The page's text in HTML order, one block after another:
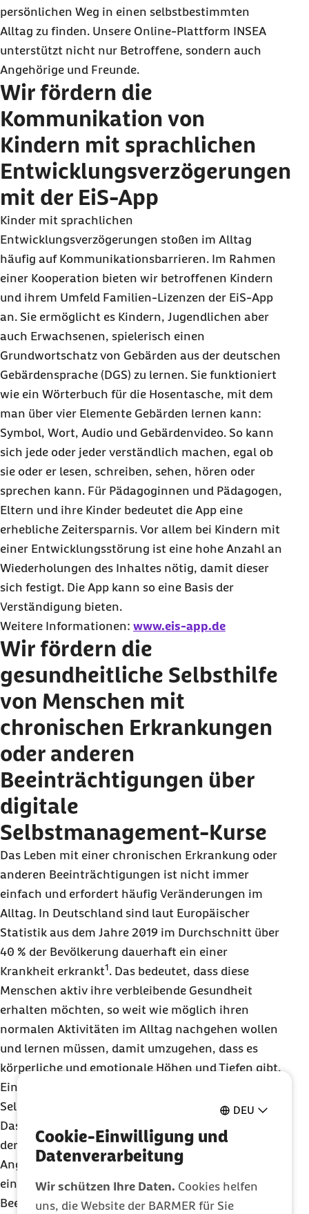
DEU
Cookie-Einwilligung und
Datenverarbeitung
Wir schützen Ihre Daten. Cookies helfen
uns, die Website der BARMER für Sie
persönlichen Weg in einen selbstbestimmten
Alltag zu finden. Unsere Online-Plattform INSEA
unterstützt nicht nur Betroffene, sondern auch
Angehörige und Freunde.
Wir fördern die
Kommunikation von
Kindern mit sprachlichen
Entwicklungsverzögerungen
mit der EiS-App
Kinder mit sprachlichen
Entwicklungsverzögerungen stoßen im Alltag
häufig auf Kommunikationsbarrieren. Im Rahmen
einer Kooperation bieten wir betroffenen Kindern
und ihrem Umfeld Familien-Lizenzen der EiS-App
an. Sie ermöglicht es Kindern, Jugendlichen aber
auch Erwachsenen, spielerisch einen
Grundwortschatz von Gebärden aus der deutschen
Gebärdensprache (DGS) zu lernen. Sie funktioniert
wie ein Wörterbuch für die Hosentasche, mit dem
man über vier Elemente Gebärden lernen kann:
Symbol, Wort, Audio und Gebärdenvideo. So kann
sich jede oder jeder verständlich machen, egal ob
sie oder er lesen, schreiben, sehen, hören oder
sprechen kann. Für Pädagoginnen und Pädagogen,
Eltern und ihre Kinder bedeutet die App eine
erhebliche Zeitersparnis. Vor allem bei Kindern mit
einer Entwicklungsstörung ist eine hohe Anzahl an
Wiederholungen des Inhaltes nötig, damit dieser
sich festigt. Die App kann so eine Basis der
Verständigung bieten.
Weitere Informationen: www.eis-app.de
Wir fördern die
gesundheitliche Selbsthilfe
von Menschen mit
chronischen Erkrankungen
oder anderen
Beeinträchtigungen über
digitale
Selbstmanagement-Kurse
Das Leben mit einer chronischen Erkrankung oder
anderen Beeinträchtigungen ist nicht immer
einfach und erfordert häufig Veränderungen im
Alltag. In Deutschland sind laut Europäischer
Statistik aus dem Jahre 2019 im Durchschnitt über
40 % der Bevölkerung dauerhaft ein einer
Krankheit erkrankt1. Das bedeutet, dass diese
Menschen aktiv ihre verbleibende Gesundheit
erhalten möchten, so weit wie möglich ihren
normalen Aktivitäten im Alltag nachgehen wollen
und lernen müssen, damit umzugehen, dass es
körperliche und emotionale Höhen und Tiefen gibt.
Eine Unterstützung hierbei kann ein aktives
Selbstmanagement sein.
Das Programm INSEA „Gesund und aktiv leben“ mit
der
Online-Plattform INSEA aktiv soll Betroffene,
Angehörige und Freunde dabei unterstützen, mit
einer chronischen Erkrankung oder anderen
Beeinträchtigungen besser und selbstbestimmter